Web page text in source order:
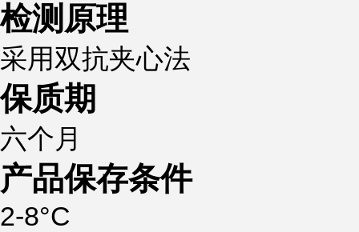
检测原理
采用双抗夹心法
保质期
六个月
产品保存条件
2-8°C